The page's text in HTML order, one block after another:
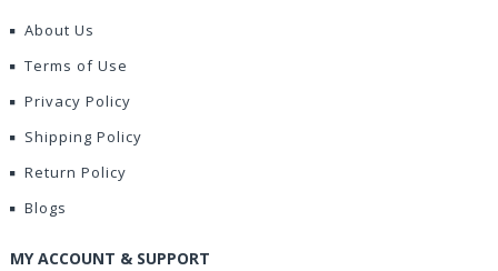
About Us
Terms of Use
Privacy Policy
Shipping Policy
Return Policy
Blogs
MY ACCOUNT & SUPPORT